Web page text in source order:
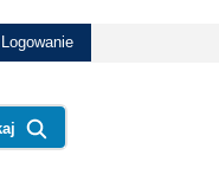
Logowanie